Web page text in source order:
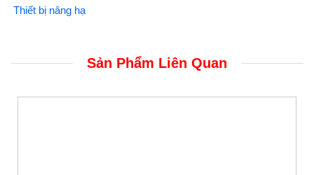
Thiết bị nâng hạ
Sản Phẩm Liên Quan